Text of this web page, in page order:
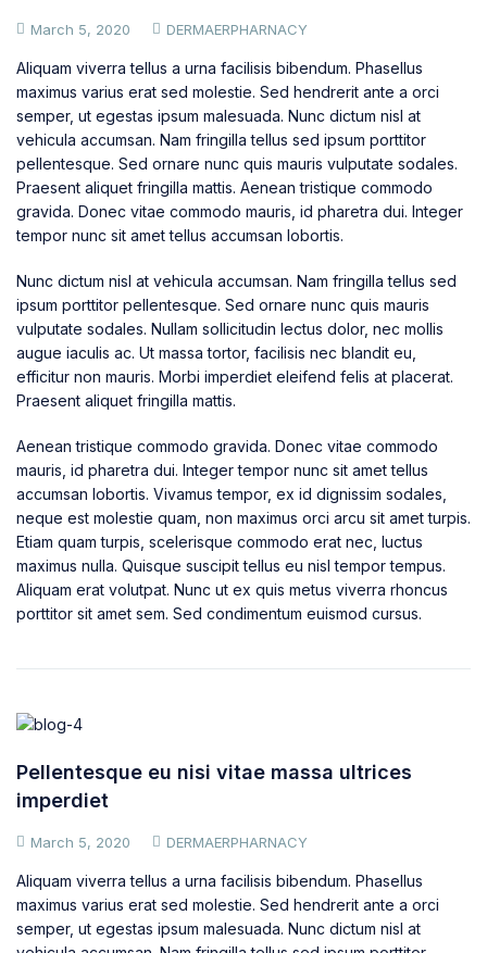
March 5, 2020 DERMAERPHARNACY
Aliquam viverra tellus a urna facilisis bibendum. Phasellus
maximus varius erat sed molestie. Sed hendrerit ante a orci
semper, ut egestas ipsum malesuada. Nunc dictum nisl at
vehicula accumsan. Nam fringilla tellus sed ipsum porttitor
pellentesque. Sed ornare nunc quis mauris vulputate sodales.
Praesent aliquet fringilla mattis. Aenean tristique commodo
gravida. Donec vitae commodo mauris, id pharetra dui. Integer
tempor nunc sit amet tellus accumsan lobortis.
Nunc dictum nisl at vehicula accumsan. Nam fringilla tellus sed
ipsum porttitor pellentesque. Sed ornare nunc quis mauris
vulputate sodales. Nullam sollicitudin lectus dolor, nec mollis
augue iaculis ac. Ut massa tortor, facilisis nec blandit eu,
efficitur non mauris. Morbi imperdiet eleifend felis at placerat.
Praesent aliquet fringilla mattis.
Aenean tristique commodo gravida. Donec vitae commodo
mauris, id pharetra dui. Integer tempor nunc sit amet tellus
accumsan lobortis. Vivamus tempor, ex id dignissim sodales,
neque est molestie quam, non maximus orci arcu sit amet turpis.
Etiam quam turpis, scelerisque commodo erat nec, luctus
maximus nulla. Quisque suscipit tellus eu nisl tempor tempus.
Aliquam erat volutpat. Nunc ut ex quis metus viverra rhoncus
porttitor sit amet sem. Sed condimentum euismod cursus.
Pellentesque eu nisi vitae massa ultrices
imperdiet
March 5, 2020 DERMAERPHARNACY
Aliquam viverra tellus a urna facilisis bibendum. Phasellus
maximus varius erat sed molestie. Sed hendrerit ante a orci
semper, ut egestas ipsum malesuada. Nunc dictum nisl at